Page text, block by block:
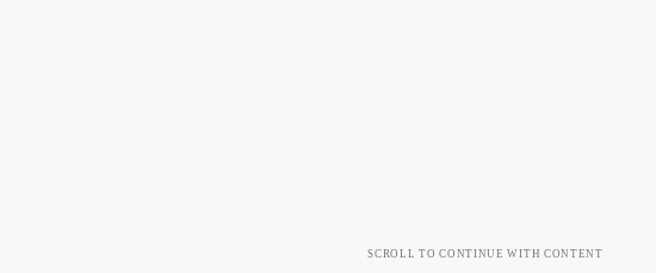
SCROLL TO CONTINUE WITH CONTENT